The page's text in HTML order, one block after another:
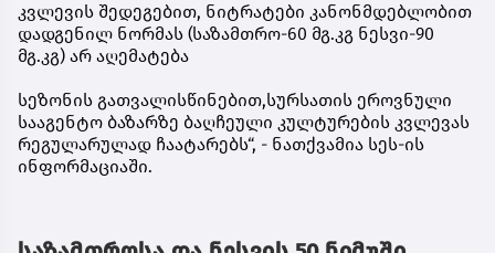
კვლევის შედეგებით, ნიტრატები კანონმდებლობით
დადგენილ ნორმას (საზამთრო-60 მგ.კგ ნესვი-90
მგ.კგ) არ აღემატება
სეზონის გათვალისწინებით,სურსათის ეროვნული
სააგენტო ბაზარზე ბაღჩეული კულტურების კვლევას
რეგულარულად ჩაატარებს“, - ნათქვამია სეს-ის
ინფორმაციაში.